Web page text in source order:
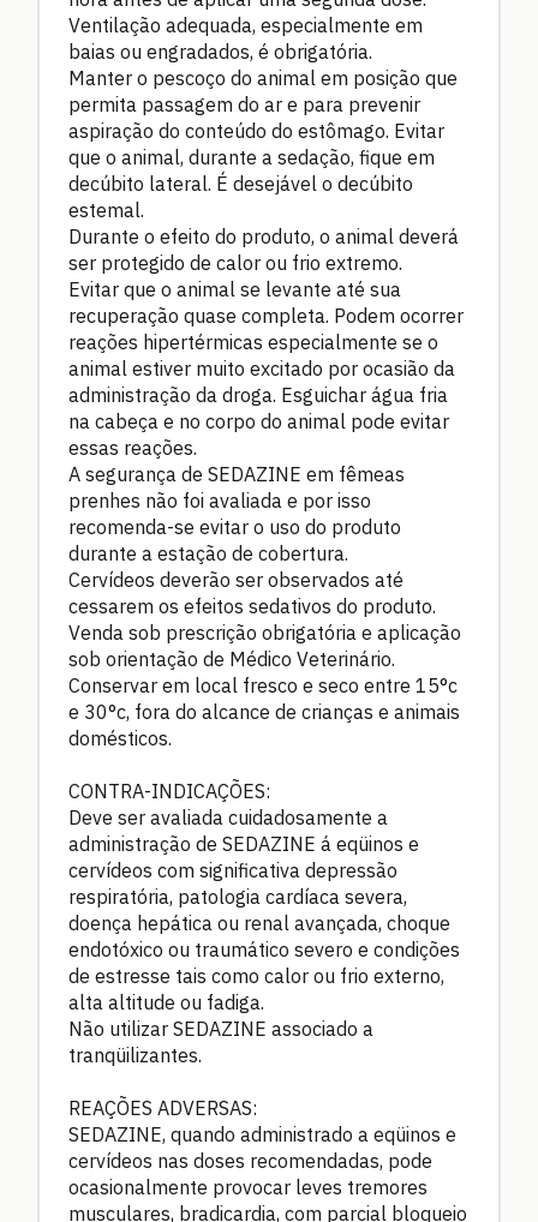
Ventilação adequada, especialmente em
baias ou engradados, é obrigatória.
Manter o pescoço do animal em posição que
permita passagem do ar e para prevenir
aspiração do conteúdo do estômago. Evitar
que o animal, durante a sedação, fique em
decúbito lateral. É desejável o decúbito
estemal.
Durante o efeito do produto, o animal deverá
ser protegido de calor ou frio extremo.
Evitar que o animal se levante até sua
recuperação quase completa. Podem ocorrer
reações hipertérmicas especialmente se o
animal estiver muito excitado por ocasião da
administração da droga. Esguichar água fria
na cabeça e no corpo do animal pode evitar
essas reações.
A segurança de SEDAZINE em fêmeas
prenhes não foi avaliada e por isso
recomenda-se evitar o uso do produto
durante a estação de cobertura.
Cervídeos deverão ser observados até
cessarem os efeitos sedativos do produto.
Venda sob prescrição obrigatória e aplicação
sob orientação de Médico Veterinário.
Conservar em local fresco e seco entre 15°c
e 30°c, fora do alcance de crianças e animais
domésticos.
CONTRA-INDICAÇÕES:
Deve ser avaliada cuidadosamente a
administração de SEDAZINE á eqüinos e
cervídeos com significativa depressão
respiratória, patologia cardíaca severa,
doença hepática ou renal avançada, choque
endotóxico ou traumático severo e condições
de estresse tais como calor ou frio externo,
alta altitude ou fadiga.
Não utilizar SEDAZINE associado a
tranqüilizantes.
REAÇÕES ADVERSAS:
SEDAZINE, quando administrado a eqüinos e
cervídeos nas doses recomendadas, pode
ocasionalmente provocar leves tremores
musculares, bradicardia, com parcial bloqueio